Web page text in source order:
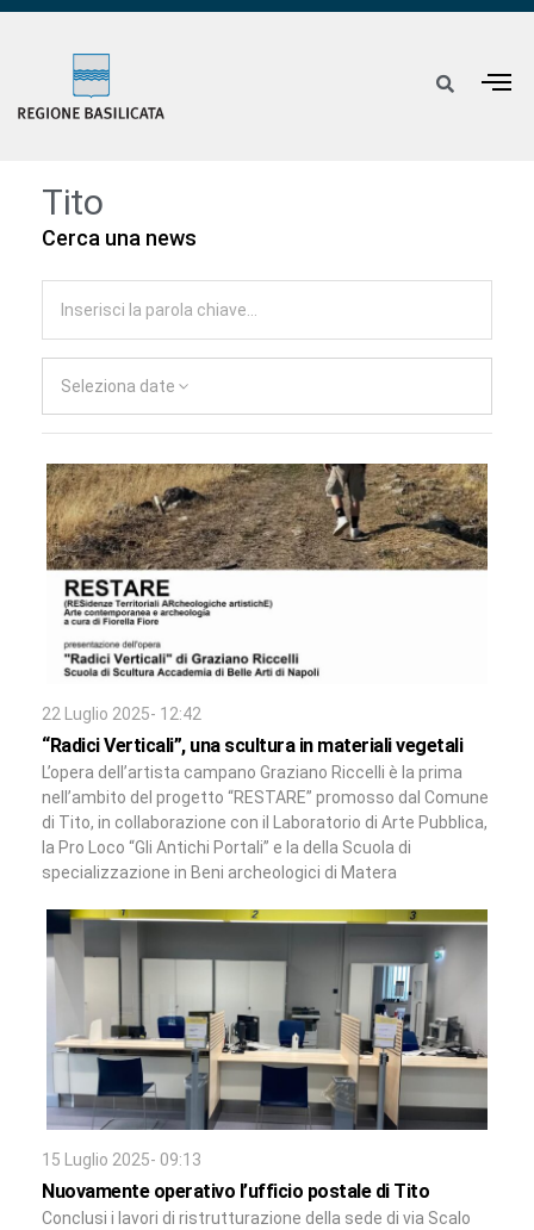
Tito
Cerca una news
Seleziona date
22 Luglio 2025- 12:42
“Radici Verticali”, una scultura in materiali vegetali
L’opera dell’artista campano Graziano Riccelli è la prima
nell’ambito del progetto “RESTARE” promosso dal Comune
di Tito, in collaborazione con il Laboratorio di Arte Pubblica,
la Pro Loco “Gli Antichi Portali” e la della Scuola di
specializzazione in Beni archeologici di Matera
15 Luglio 2025- 09:13
Nuovamente operativo l’ufficio postale di Tito
Conclusi i lavori di ristrutturazione della sede di via Scalo